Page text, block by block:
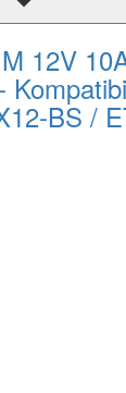
12V
BS /